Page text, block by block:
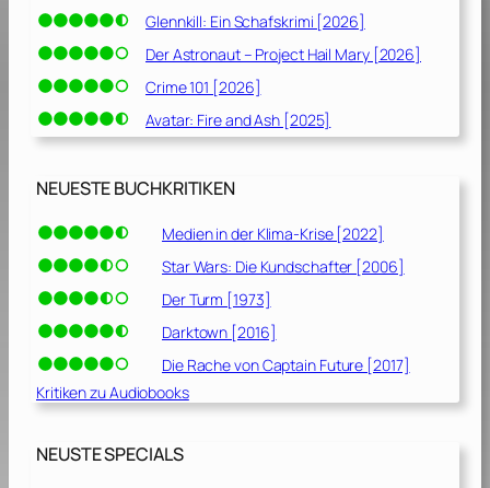
Glennkill: Ein Schafskrimi [2026]
Der Astronaut – Project Hail Mary [2026]
Crime 101 [2026]
Avatar: Fire and Ash [2025]
NEUESTE BUCHKRITIKEN
Medien in der Klima-Krise [2022]
Star Wars: Die Kundschafter [2006]
Der Turm [1973]
Darktown [2016]
Die Rache von Captain Future [2017]
Kritiken zu Audiobooks
NEUSTE SPECIALS